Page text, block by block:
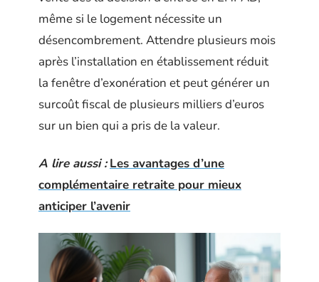
même si le logement nécessite un
désencombrement. Attendre plusieurs mois
après l’installation en établissement réduit
la fenêtre d’exonération et peut générer un
surcoût fiscal de plusieurs milliers d’euros
sur un bien qui a pris de la valeur.
A lire aussi : Les avantages d’une
complémentaire retraite pour mieux
anticiper l’avenir